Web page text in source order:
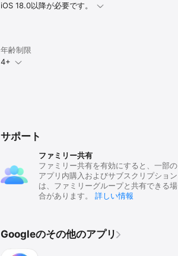
iOS 18.0以降が必要です。
年齢制限
4+
サポート
ファミリー共有
ファミリー共有を有効にすると、一部の
アプリ内購入およびサブスクリプション
は、ファミリーグループと共有できる場
合があります。 詳しい情報
Googleのその他のアプリ